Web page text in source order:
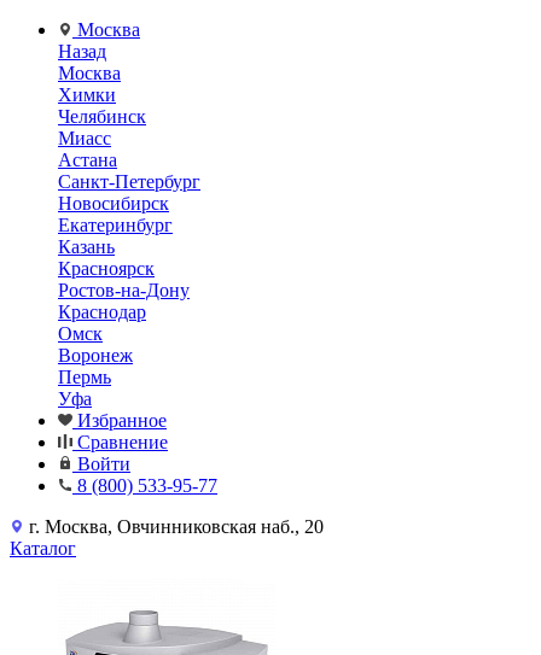
Москва
Назад
Москва
Химки
Челябинск
Миасс
Астана
Санкт-Петербург
Новосибирск
Екатеринбург
Казань
Красноярск
Ростов-на-Дону
Краснодар
Омск
Воронеж
Пермь
Уфа
Избранное
Сравнение
Войти
8 (800) 533-95-77
г. Москва, Овчинниковская наб., 20
Каталог